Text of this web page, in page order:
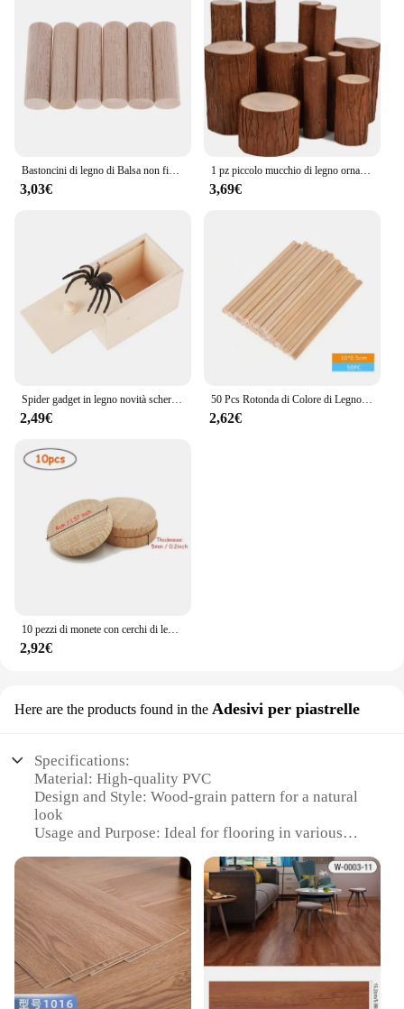
3,03€
1 pz piccolo mucchio di legno ornamenti Base ceppo legno originale abete fotografia strumento fotografico manuale decorazione fai da te legno non finito
3,69€
Spider gadget in legno novità scherzo regalo divertente scherzo in legno scatola per spaventare ragno innocuo Halloween Holiday giocattoli Horror spaventosi
2,49€
50 Pcs Rotonda di Colore di Legno Spiedi Scuola Materna Per Bambini A Mano Materiale di Legno Creativo Artigianato FAI DA TE Per Bambini Regali Decoupage Ornamenti di Legno
2,62€
10 pezzi di monete con cerchi di legno non finiti da 4 cm, dischi di legno rotondi piatti non finiti per forniture fai da te progetti artigianali pittura scrittura
2,92€
Here are the products found in the Adesivi per piastrelle
Specifications:
Material: High-quality PVC
Design and Style: Wood-grain pattern for a natural
look
Usage and Purpose: Ideal for flooring in various
Performance and Property: Durable and easy to
maintain
Shape or Size or Weight or Quantity: Available in
sets for a complete installation
Parts and Accessories: Includes adhesive for a
secure bond
Features: